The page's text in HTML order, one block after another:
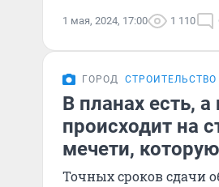
1 мая, 2024, 17:00 1 110
ГОРОД
В планах есть,
происходит на
мечети,
Точных сроков сдачи